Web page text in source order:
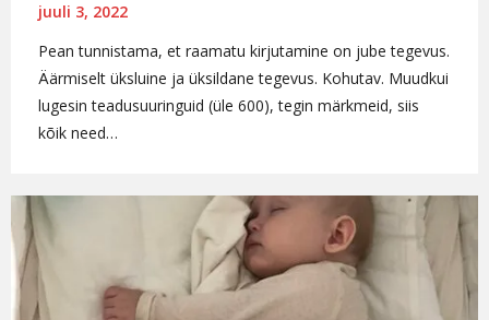
juuli 3, 2022
Pean tunnistama, et raamatu kirjutamine on jube tegevus.
Äärmiselt üksluine ja üksildane tegevus. Kohutav. Muudkui
lugesin teadusuuringuid (üle 600), tegin märkmeid, siis
kõik need…